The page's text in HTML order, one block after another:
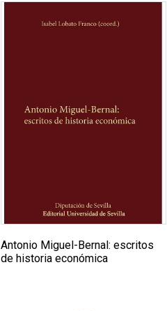
Antonio Miguel-Bernal: escritos
de historia económica